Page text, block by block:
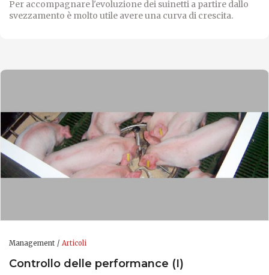
Per accompagnare l'evoluzione dei suinetti a partire dallo
svezzamento è molto utile avere una curva di crescita.
Management Articoli
Controllo delle performance (I)